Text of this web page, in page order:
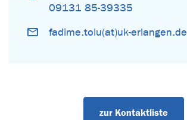
09131 85-39335
fadime.tolu(at)uk-erlangen.de
zur Kontaktliste